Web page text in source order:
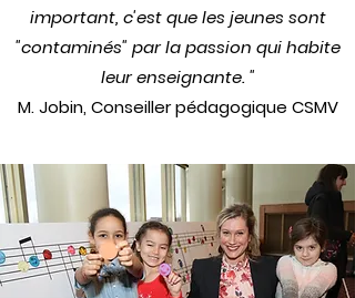
important, c'est que les jeunes sont
"contaminés" par la passion qui habite
leur enseignante. "
M. Jobin, Conseiller pédagogique CSMV